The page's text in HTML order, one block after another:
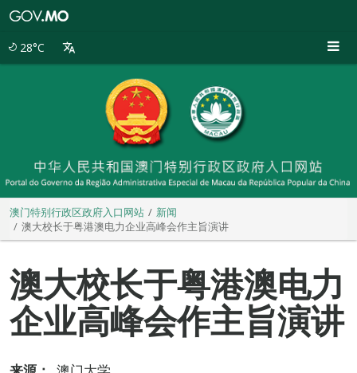
28°C
澳门特别行政区政府入口网站
新闻
澳大校长于粤港澳电力企业高峰会作主旨演讲
澳大校长于粤港澳电力
企业高峰会作主旨演讲